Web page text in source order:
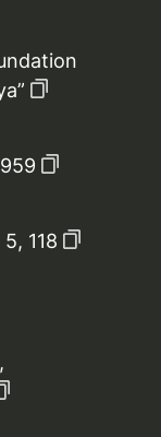
118